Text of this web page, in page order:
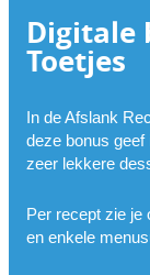
Digitale
Toetjes
In de Afslank
deze bonus geef
zeer lekkere
Per recept zie je
en enkele